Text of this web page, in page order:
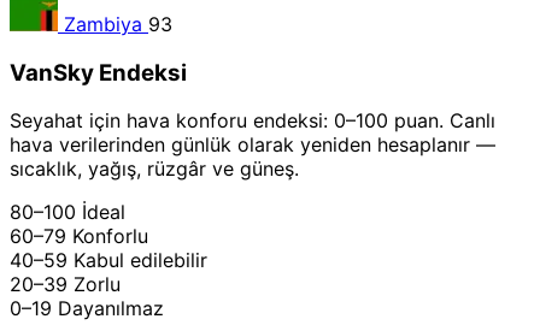
Zambiya 93
VanSky Endeksi
Seyahat için hava konforu endeksi: 0–100 puan. Canlı
hava verilerinden günlük olarak yeniden hesaplanır —
sıcaklık, yağış, rüzgâr ve güneş.
80–100 İdeal
60–79 Konforlu
40–59 Kabul edilebilir
20–39 Zorlu
0–19 Dayanılmaz